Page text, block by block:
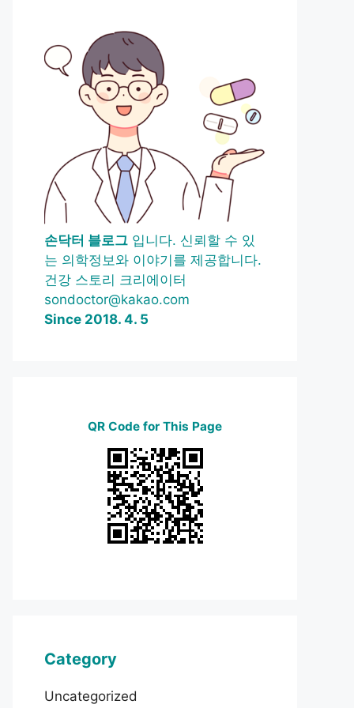
손닥터 블로그 입니다. 신뢰할 수 있
는 의학정보와 이야기를 제공합니다.
건강 스토리 크리에이터
sondoctor@kakao.com
Since 2018. 4. 5
QR Code for This Page
Category
Uncategorized